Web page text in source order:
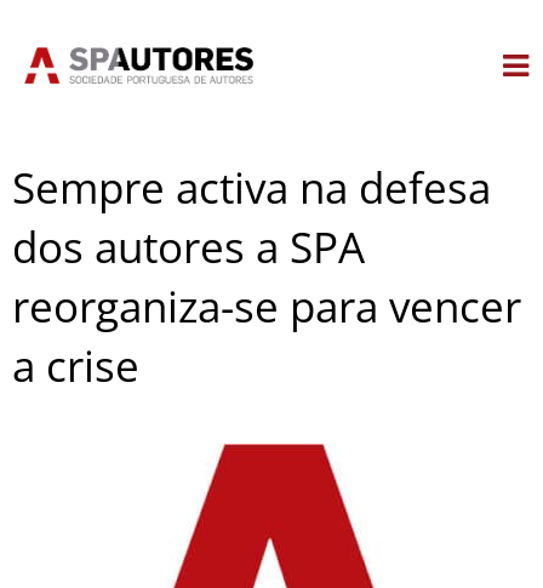
Sempre activa na defesa
dos autores a SPA
reorganiza-se para vencer
a crise